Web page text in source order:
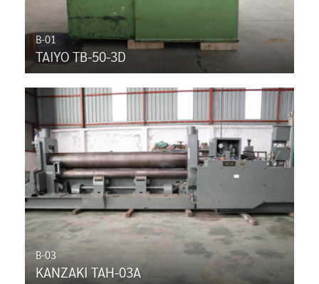
B-01
TAIYO TB-50-3D
B-03
KANZAKI TAH-03A